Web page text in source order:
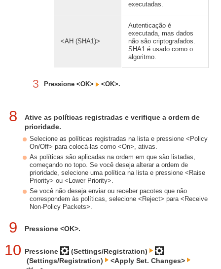
executadas.
<AH (SHA1)>
Autenticação é
executada, mas dados
não são criptografados.
SHA1 é usado como o
algoritmo.
3 Pressione <OK> <OK>.
8
Ative as políticas registradas e verifique a ordem de
prioridade.
Selecione as políticas registradas na lista e pressione <Policy
On/Off> para colocá-las como <On>, ativas.
As políticas são aplicadas na ordem em que são listadas,
começando no topo. Se você deseja alterar a ordem de
prioridade, selecione uma política na lista e pressione <Raise
Priority> ou <Lower Priority>.
Se você não deseja enviar ou receber pacotes que não
correspondem às políticas, selecione <Reject> para <Receive
Non-Policy Packets>.
9 Pressione <OK>.
10 Pressione
(Settings/Registration)
(Settings/Registration)
<Apply Set. Changes>